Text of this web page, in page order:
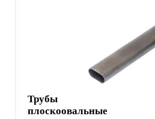
Трубы
плоскоовальные